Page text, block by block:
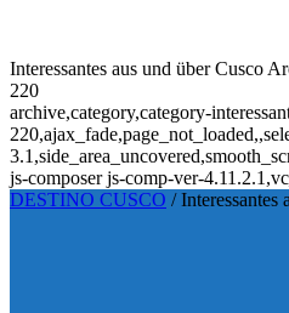
Interessantes aus und über Cusco
220
archive,category,category-
js-composer js-comp-ver-
DESTINO CUSCO /Interessantes